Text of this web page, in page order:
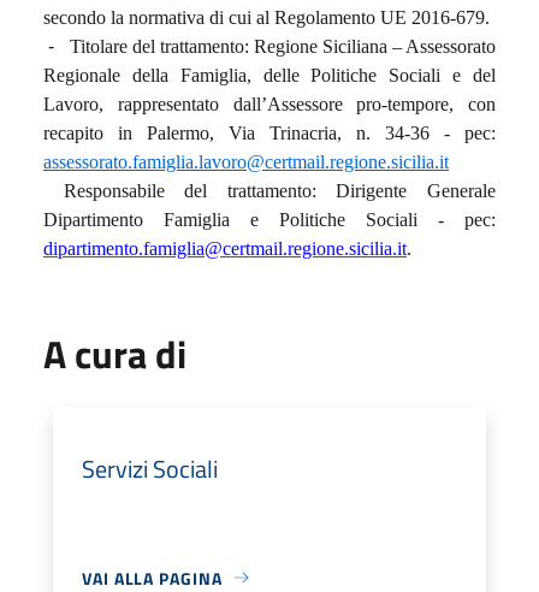
secondo la normativa di cui al Regolamento UE 2016-679.
-
Titolare del trattamento: Regione Siciliana – Assessorato
Regionale della Famiglia, delle Politiche Sociali e del
Lavoro, rappresentato dall’Assessore pro-tempore, con
recapito in Palermo, Via Trinacria, n. 34-36 - pec:
assessorato.famiglia.lavoro@certmail.regione.sicilia.it
Responsabile del trattamento: Dirigente Generale
Dipartimento Famiglia e Politiche Sociali - pec:
dipartimento.famiglia@certmail.regione.sicilia.it.
A cura di
Servizi Sociali
VAI ALLA PAGINA